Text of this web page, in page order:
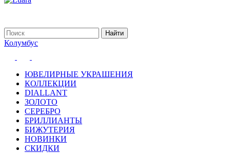
Колумбус
ЮВЕЛИРНЫЕ УКРАШЕНИЯ
КОЛЛЕКЦИИ
DIALLANT
ЗОЛОТО
СЕРЕБРО
БРИЛЛИАНТЫ
БИЖУТЕРИЯ
НОВИНКИ
СКИДКИ